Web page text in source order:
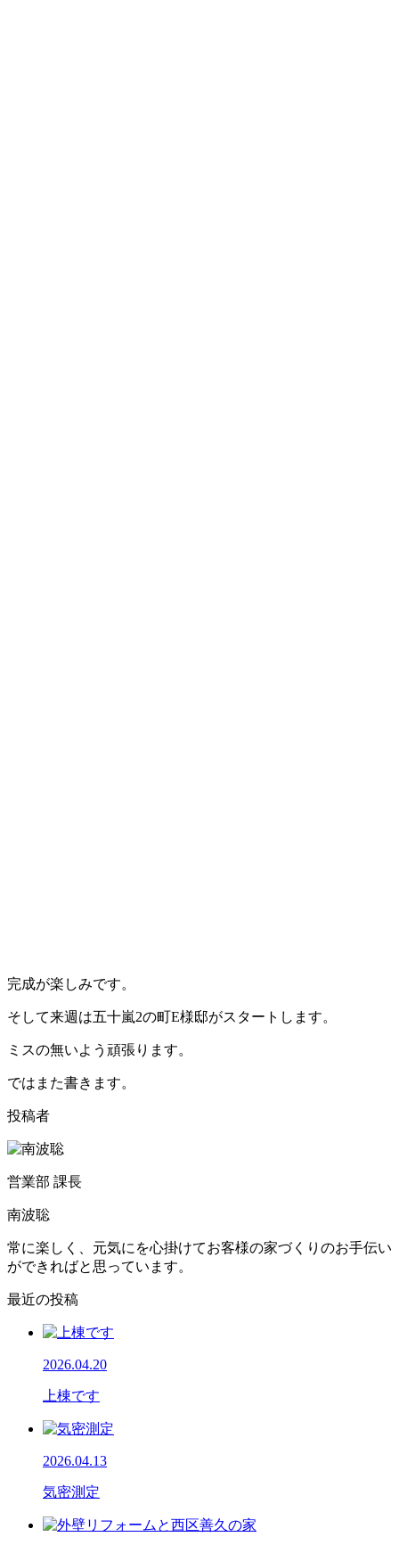
完成が楽しみです。
そして来週は五十嵐2の町E様邸がスタートします。
ミスの無いよう頑張ります。
ではまた書きます。
投稿者
営業部 課長
南波聡
常に楽しく、元気にを心掛けてお客様の家づくりのお手伝い
ができればと思っています。
最近の投稿
2026.04.20
上棟です
2026.04.13
気密測定